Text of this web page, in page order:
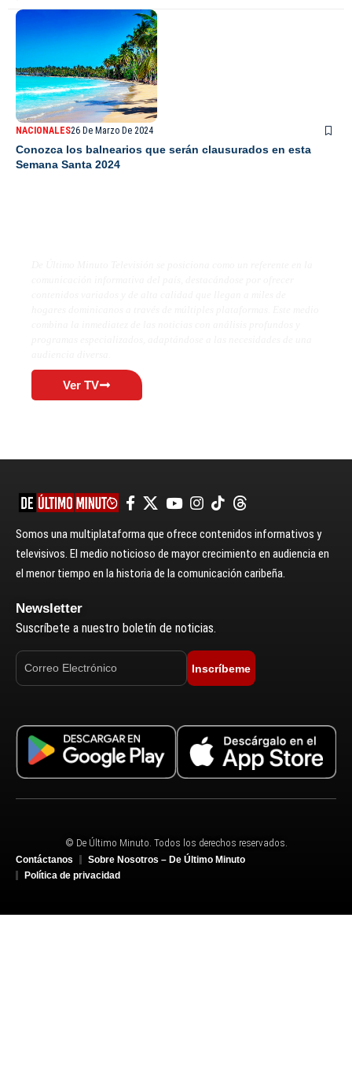
NACIONALES26 De Marzo De 2024
Conozca los balnearios que serán clausurados en esta
Semana Santa 2024
Ver TV
Somos una multiplataforma que ofrece contenidos informativos y
televisivos. El medio noticioso de mayor crecimiento en audiencia en
el menor tiempo en la historia de la comunicación caribeña.
Newsletter
Suscríbete a nuestro boletín de noticias.
Inscríbeme
© De Último Minuto. Todos los derechos reservados.
Contáctanos
Sobre Nosotros – De Último Minuto
Política de privacidad